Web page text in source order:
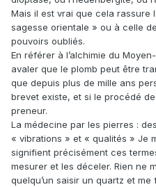
Mais il est vrai que cela rassure
sagesse orientale » ou à celle
pouvoirs oubliés.
En référer à l’alchimie du
avaler que le plomb peut être
que depuis plus de mille ans
brevet existe, et si le procédé
preneur.
La médecine par les pierres :
« vibrations » et « qualités » Je
signifient précisément ces
mesurer et les déceler. Rien ne
quelqu’un saisir un quartz et